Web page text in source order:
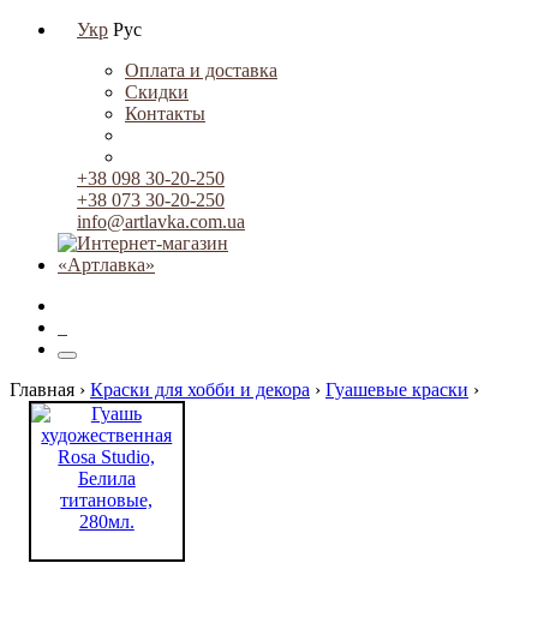
Укр Рус
Оплата и доставка
Скидки
Контакты
+38 098 30-20-250
+38 073 30-20-250
info@artlavka.com.ua
Главная › Краски для хобби и декора › Гуашевые краски ›